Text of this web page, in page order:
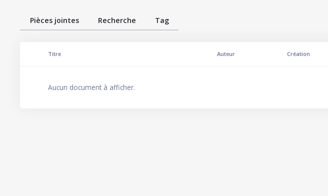
Pièces jointes Recherche Tag
Comporte des pièces jointes
Titre Auteur Création
Aucun document à afficher.